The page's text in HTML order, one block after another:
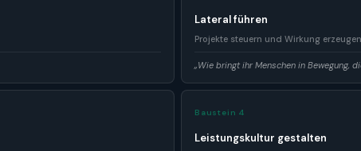
Lateral führen
Projekte steuern und Wirkung
„Wie bringt ihr Menschen in Bewegung,
Baustein 4
Leistungskultur gestalten